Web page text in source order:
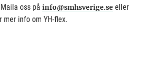
oss på info@smhsverige.se eller
mer info om YH-flex.